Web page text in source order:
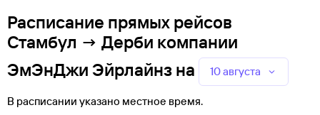
Расписание прямых рейсов
Стамбул → Дерби компании
ЭмЭнДжи Эйрлайнз на 10 августа
В расписании указано местное время.